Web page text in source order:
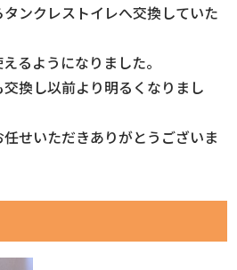
ンクレストイレへ交換していた
るようになりました。
換し以前より明るくなりまし
せいただきありがとうございま